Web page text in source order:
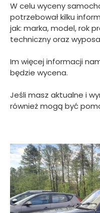
W celu wyceny
potrzebował kilku
jak: marka, model, rok
techniczny oraz
Im więcej informacji
będzie wycena.
Jeśli masz aktualne i
również mogą być